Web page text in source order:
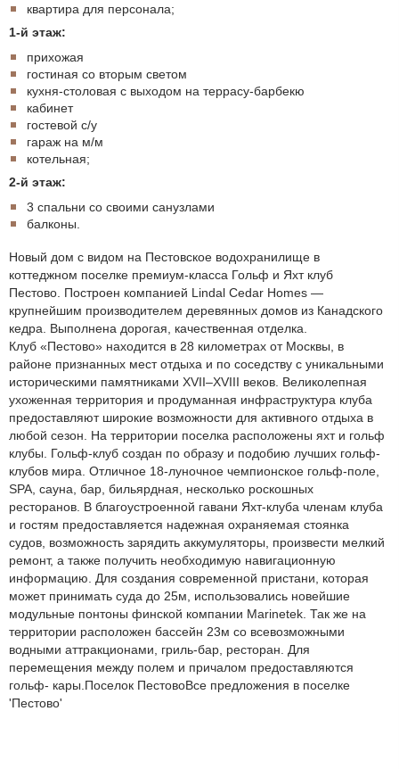
квартира для персонала;
1-й этаж:
прихожая
гостиная со вторым светом
кухня-столовая с выходом на террасу-барбекю
кабинет
гостевой с/у
гараж на м/м
котельная;
2-й этаж:
3 спальни со своими санузлами
балконы.
Новый дом с видом на Пестовское водохранилище в
коттеджном поселке премиум-класса Гольф и Яхт клуб
Пестово. Построен компанией Lindal Cedar Homes —
крупнейшим производителем деревянных домов из Канадского
кедра. Выполнена дорогая, качественная отделка.
Клуб «Пестово» находится в 28 километрах от Москвы, в
районе признанных мест отдыха и по соседству с уникальными
историческими памятниками XVII–XVIII веков. Великолепная
ухоженная территория и продуманная инфраструктура клуба
предоставляют широкие возможности для активного отдыха в
любой сезон. На территории поселка расположены яхт и гольф
клубы. Гольф-клуб создан по образу и подобию лучших гольф-
клубов мира. Отличное 18-луночное чемпионское гольф-поле,
SPA, сауна, бар, бильярдная, несколько роскошных
ресторанов. В благоустроенной гавани Яхт-клуба членам клуба
и гостям предоставляется надежная охраняемая стоянка
судов, возможность зарядить аккумуляторы, произвести мелкий
ремонт, а также получить необходимую навигационную
информацию. Для создания современной пристани, которая
может принимать суда до 25м, использовались новейшие
модульные понтоны финской компании Marinetek. Так же на
территории расположен бассейн 23м со всевозможными
водными аттракционами, гриль-бар, ресторан. Для
перемещения между полем и причалом предоставляются
гольф- кары.Поселок ПестовоВсе предложения в поселке
'Пестово'